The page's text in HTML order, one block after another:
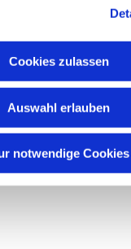
Cookies zulassen
Auswahl erlauben
notwendige Cookies
könnte Sie
interessieren